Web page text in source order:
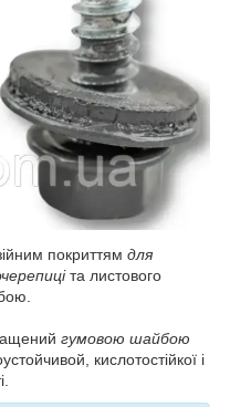
покриттям для
та листового
гумовою шайбою
кислотостійкої і